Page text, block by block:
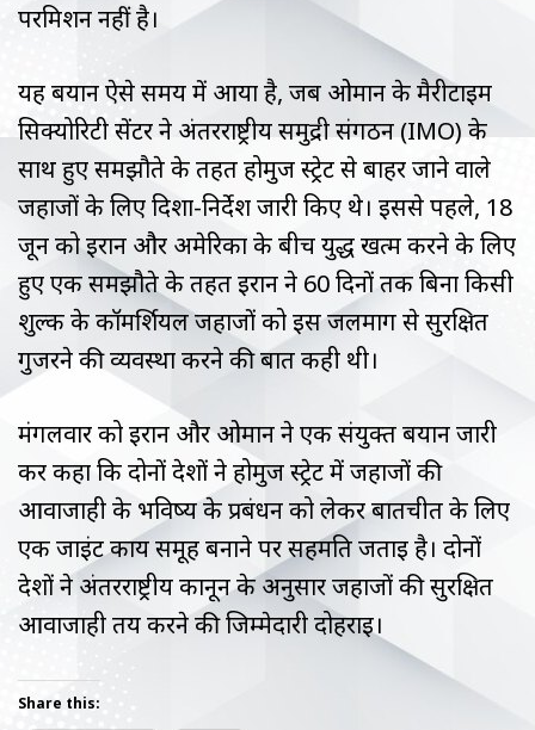
परमिशन नहीं है।
यह बयान ऐसे समय में आया है, जब ओमान के मैरीटाइम
सिक्योरिटी सेंटर ने अंतरराष्ट्रीय समुद्री संगठन (IMO) के
साथ हुए समझौते के तहत होर्मुज स्‍ट्रेट से बाहर जाने वाले
जहाजों के लिए दिशा-निर्देश जारी किए थे। इससे पहले, 18
जून को ईरान और अमेरिका के बीच युद्ध खत्म करने के लिए
हुए एक समझौते के तहत ईरान ने 60 दिनों तक बिना किसी
शुल्क के कॉमर्शियल जहाजों को इस जलमार्ग से सुरक्षित
गुजरने की व्यवस्था करने की बात कही थी।
मंगलवार को ईरान और ओमान ने एक संयुक्त बयान जारी
कर कहा कि दोनों देशों ने होर्मुज स्‍ट्रेट में जहाजों की
आवाजाही के भविष्य के प्रबंधन को लेकर बातचीत के लिए
एक जाइंट कार्य समूह बनाने पर सहमति जताई है। दोनों
देशों ने अंतरराष्ट्रीय कानून के अनुसार जहाजों की सुरक्षित
आवाजाही तय करने की जिम्मेदारी दोहराई।
Share this: